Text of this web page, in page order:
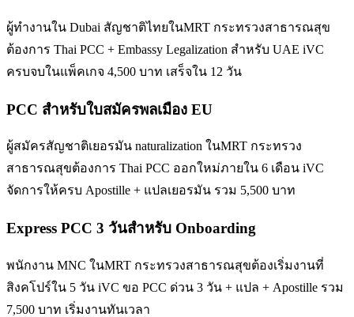
ผู้ทำงานใน Dubai สัญชาติไทยในMRT กระทรวงสาธารณสุข
ต้องการ Thai PCC + Embassy Legalization สำหรับ UAE iVC
ครบจบในแพ็คเกจ 4,500 บาท เสร็จใน 12 วัน
PCC สำหรับใบสมัครพลเมือง EU
ผู้สมัครสัญชาติเยอรมัน naturalization ในMRT กระทรวง
สาธารณสุขต้องการ Thai PCC ออกใหม่ภายใน 6 เดือน iVC
จัดการให้ครบ Apostille + แปลเยอรมัน รวม 5,500 บาท
Express PCC 3 วันสำหรับ Onboarding
พนักงาน MNC ในMRT กระทรวงสาธารณสุขต้องเริ่มงานที่
สิงคโปร์ใน 5 วัน iVC ขอ PCC ด่วน 3 วัน + แปล + Apostille รวม
7,500 บาท เริ่มงานทันเวลา